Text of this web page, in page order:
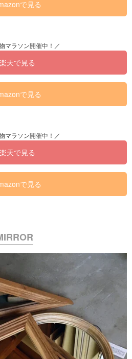
で見る
楽天で見る
で見る
楽天で見る
で見る